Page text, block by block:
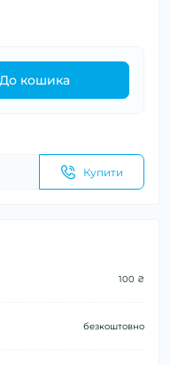
До кошика
Купити
100 ₴
безкоштовно